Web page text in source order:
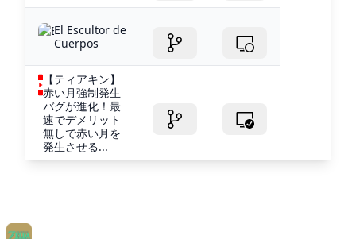
El Escultor de
Cuerpos
【ティアキン】
赤い月強制発生
バグが進化！最
速でデメリット
無しで赤い月を
発生させる...